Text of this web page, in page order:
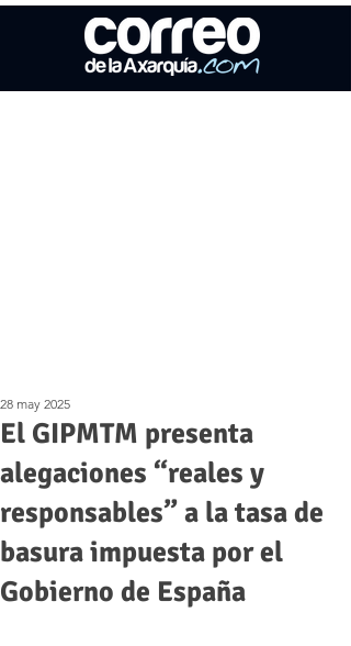
El GIPMTM presenta
alegaciones “reales y
responsables” a la tasa de
basura impuesta por el
Gobierno de España
28 may 2025